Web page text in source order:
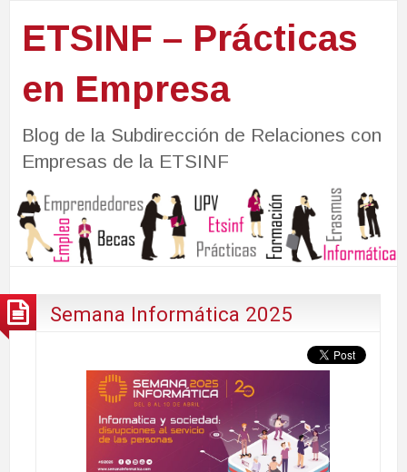
ETSINF – Prácticas
en Empresa
Blog de la Subdirección de Relaciones con
Empresas de la ETSINF
Semana Informática 2025